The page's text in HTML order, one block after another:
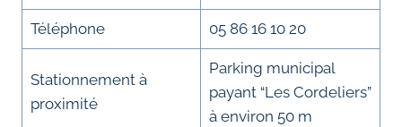
Téléphone 05 86 16 10 20
Stationnement à
proximité
Parking municipal
payant “Les Cordeliers”
à environ 50 m